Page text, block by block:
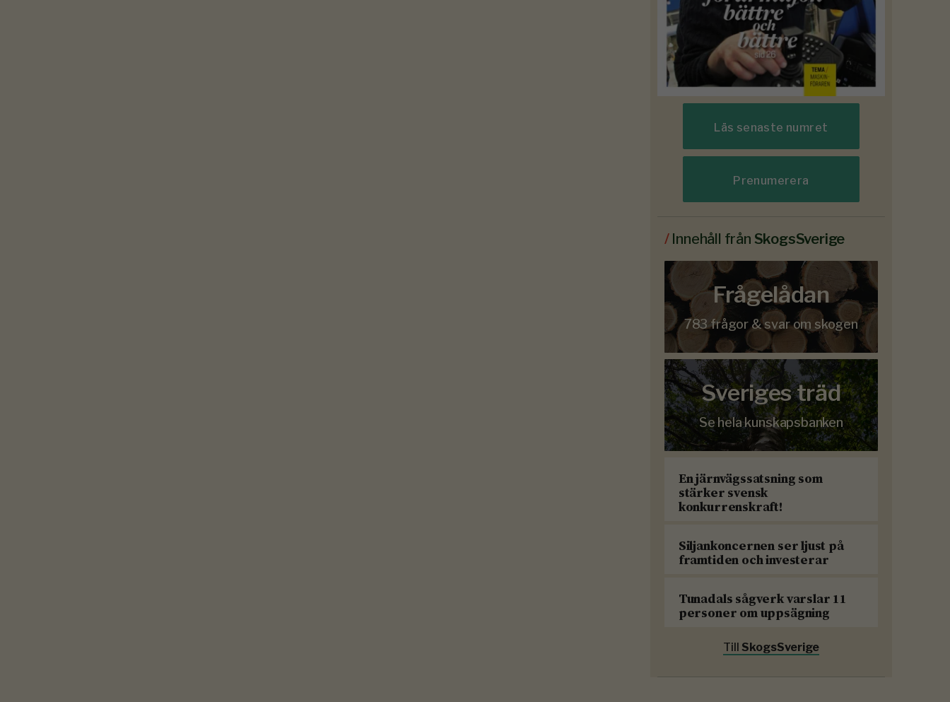
Läs senaste numret
Prenumerera
/ Innehåll från SkogsSverige
Frågelådan
783 frågor & svar om skogen
Sveriges träd
Se hela kunskapsbanken
En järnvägssatsning som
stärker svensk
konkurrenskraft!
Siljankoncernen ser ljust på
framtiden och investerar
Tunadals sågverk varslar 11
personer om uppsägning
Till SkogsSverige